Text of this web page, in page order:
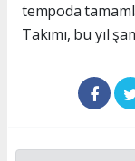
tempoda
Takımı, bu yıl